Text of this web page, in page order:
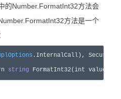
的Number.FormatInt32方法会
方法是一个
.InternalCall),
string FormatInt32( int value,